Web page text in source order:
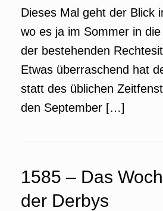
Dieses Mal geht der Blick
wo es ja im Sommer in
der bestehenden
Etwas überraschend hat
statt des üblichen
den September […]
1585 – Das
der Derbys